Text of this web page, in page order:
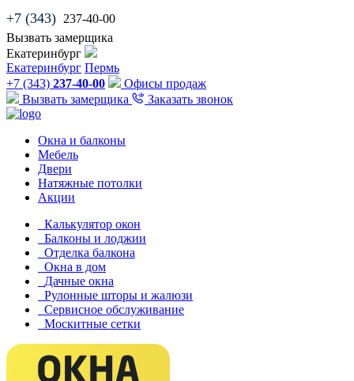
+7 (343) 237-40-00
Вызвать замерщика
Екатеринбург
Екатеринбург Пермь
+7 (343) 237-40-00
Офисы продаж
Вызвать замерщика
Заказать звонок
Окна и балконы
Мебель
Двери
Натяжные потолки
Акции
Калькулятор окон
Балконы и лоджии
Отделка балкона
Окна в дом
Дачные окна
Рулонные шторы и жалюзи
Сервисное обслуживание
Москитные сетки